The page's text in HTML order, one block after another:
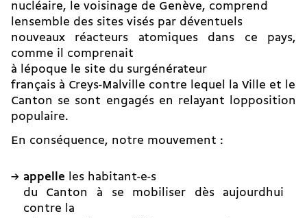
nucléaire, le voisinage de Genève, comprend
lensemble des sites visés par déventuels
nouveaux réacteurs atomiques dans ce pays,
comme il comprenait
à lépoque le site du surgénérateur
français à Creys-Malville contre lequel la Ville et le
Canton se sont engagés en relayant lopposition
populaire.
En conséquence, notre mouvement :
appelle les habitant-e-s
du Canton à se mobiliser dès aujourdhui
contre la